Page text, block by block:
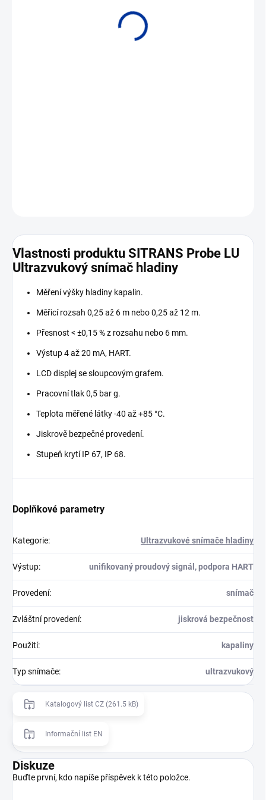
Vlastnosti produktu SITRANS Probe LU
Ultrazvukový snímač hladiny
Měření výšky hladiny kapalin.
Měřicí rozsah 0,25 až 6 m nebo 0,25 až 12 m.
Přesnost < ±0,15 % z rozsahu nebo 6 mm.
Výstup 4 až 20 mA, HART.
LCD displej se sloupcovým grafem.
Pracovní tlak 0,5 bar g.
Teplota měřené látky -40 až +85 °C.
Jiskrově bezpečné provedení.
Stupeň krytí IP 67, IP 68.
Doplňkové parametry
Kategorie: Ultrazvukové snímače hladiny
Výstup: unifikovaný proudový signál, podpora HART
Provedení: snímač
Zvláštní provedení: jiskrová bezpečnost
Použití: kapaliny
Typ snímače: ultrazvukový
Katalogový list CZ (261.5 kB)
Informační list EN
Diskuze
Buďte první, kdo napíše příspěvek k této položce.